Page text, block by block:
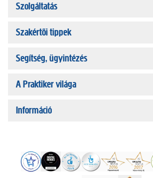
Szolgáltatás
Szakértői tippek
Segítség, ügyintézés
A Praktiker világa
Információ